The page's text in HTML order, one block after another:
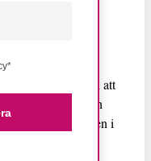
kvävda och
är så tätt
hindras från att
− Ica, Axfood och
av försäljningen i
aktörer